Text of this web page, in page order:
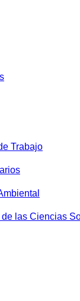
Trabajo
las Ciencias